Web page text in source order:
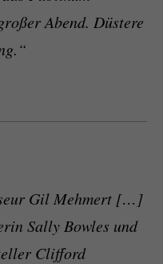
Abend. Düstere
Gil Mehmert […]
Sally Bowles und
Clifford